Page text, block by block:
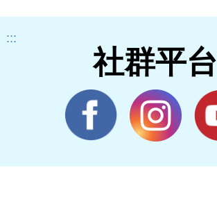
:::
社群平台